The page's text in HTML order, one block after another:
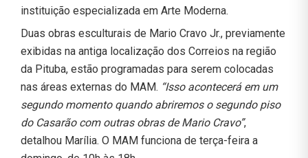
instituição especializada em Arte Moderna.
Duas obras esculturais de Mario Cravo Jr., previamente
exibidas na antiga localização dos Correios na região
da Pituba, estão programadas para serem colocadas
nas áreas externas do MAM. “Isso acontecerá em um
segundo momento quando abriremos o segundo piso
do Casarão com outras obras de Mario Cravo”,
detalhou Marília. O MAM funciona de terça-feira a